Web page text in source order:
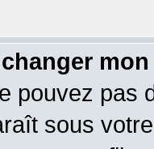
pouvez pas
sous